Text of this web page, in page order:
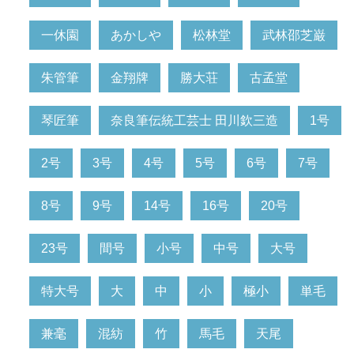
一休園 あかしや 松林堂 武林邵芝巌
朱管筆 金翔牌 勝大荘 古孟堂
琴匠筆 奈良筆伝統工芸士 田川欽三造 1号
2号 3号 4号 5号 6号 7号
8号 9号 14号 16号 20号
23号 間号 小号 中号 大号
特大号 大 中 小 極小 単毛
兼毫 混紡 竹 馬毛 天尾